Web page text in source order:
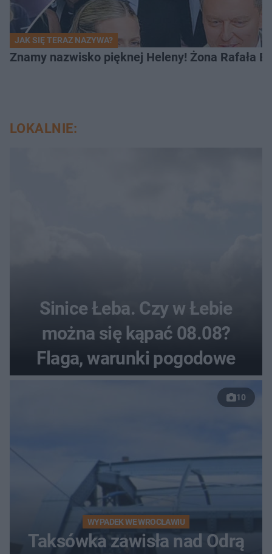
JAK SIĘ TERAZ NAZYWA?
Znamy nazwisko pięknej Heleny! Żona Rafała
LOKALNIE:
Sinice Łeba. Czy w Łebie
można się kąpać 08.08?
Flaga, warunki pogodowe
10
WYPADEK WE WROCŁAWIU
Taksówka zawisła nad Odrą